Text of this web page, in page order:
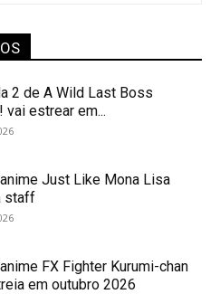
2 de A Wild Last Boss
vai estrear em...
Just Like Mona Lisa
staff
FX Fighter Kurumi-chan
em outubro 2026